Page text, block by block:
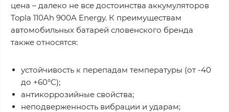
цена – далеко не все достоинства аккумуляторов
Topla 110Ah 900A Energy. К преимуществам
автомобильных батарей словенского бренда
также относятся:
устойчивость к перепадам температуры (от -40
до +60°С);
антикоррозийные свойства;
неподверженность вибрации и ударам;